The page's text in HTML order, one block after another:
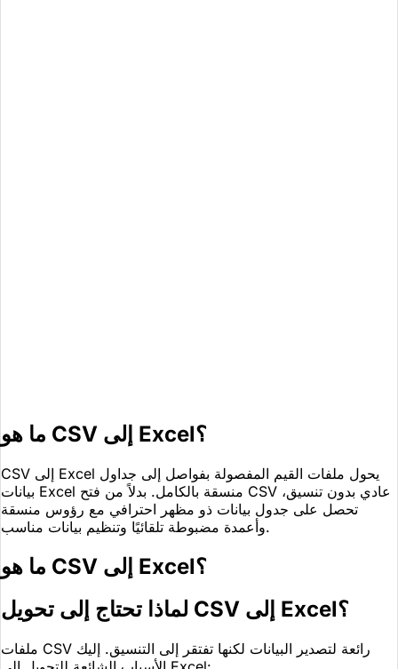
ما هو CSV إلى Excel؟
CSV إلى Excel يحول ملفات القيم المفصولة بفواصل إلى جداول
بيانات Excel منسقة بالكامل. بدلاً من فتح CSV عادي بدون تنسيق،
تحصل على جدول بيانات ذو مظهر احترافي مع رؤوس منسقة
وأعمدة مضبوطة تلقائيًا وتنظيم بيانات مناسب.
ما هو CSV إلى Excel؟
لماذا تحتاج إلى تحويل CSV إلى Excel؟
ملفات CSV رائعة لتصدير البيانات لكنها تفتقر إلى التنسيق. إليك